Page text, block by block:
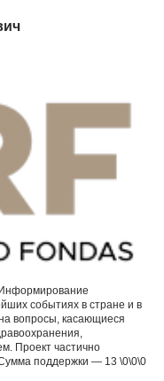
событиях в стране и в
вопросы, касающиеся
Проект частично
поддержки — 13 \0\0\0